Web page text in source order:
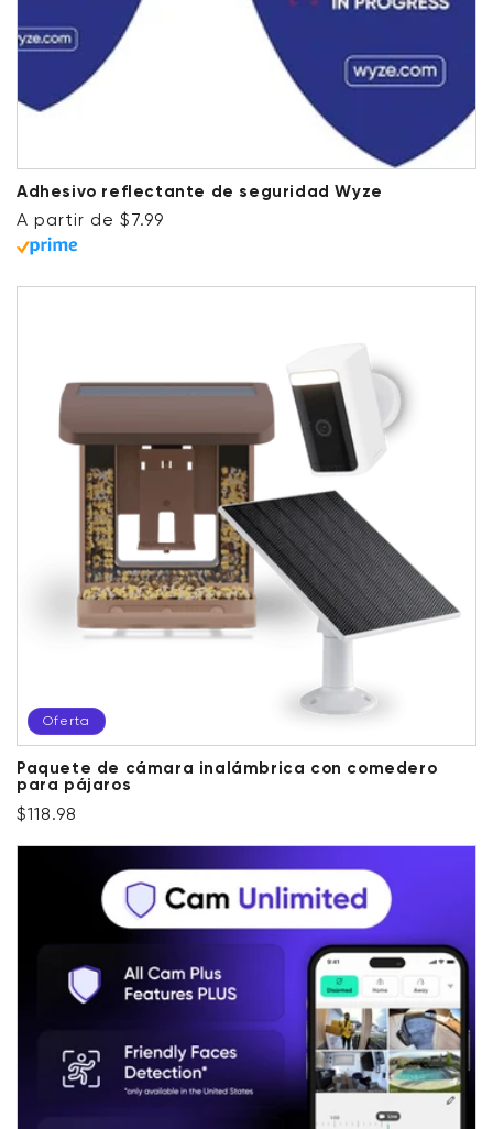
Adhesivo reflectante de seguridad Wyze
Precio habitual
A partir de $7.99
Oferta
Paquete de cámara inalámbrica con comedero
para pájaros
Precio habitual
Precio de oferta
$118.98